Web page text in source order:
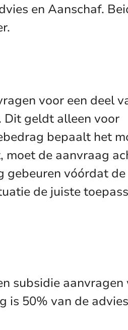
en Aanschaf.
voor een deel
Dit geldt alleen voor
bepaalt het
moet de aanvraag
gebeuren vóórdat de
de juiste
subsidie aanvragen
is 50% van de